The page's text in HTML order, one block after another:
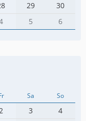
29
30
5 6
Sa So
3
4